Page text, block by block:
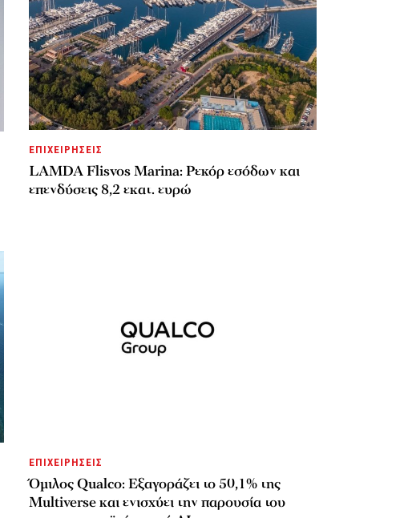
ΕΠΙΧΕΙΡΗΣΕΙΣ
LAMDA Flisvos Marina: Ρεκόρ εσόδων και
επενδύσεις 8,2 εκατ. ευρώ
ΕΠΙΧΕΙΡΗΣΕΙΣ
Όμιλος Qualco: Εξαγοράζει το 50,1% της
Multiverse και ενισχύει την παρουσία του